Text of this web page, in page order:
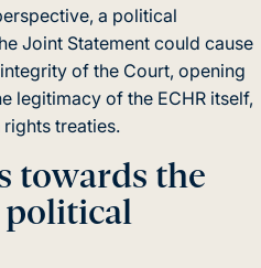
a political
Joint Statement could cause
of the Court, opening
legitimacy of the ECHR itself,
treaties.
towards the
political